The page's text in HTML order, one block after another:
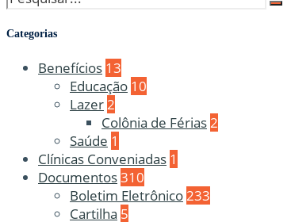
Categorias
Benefícios 13
Educação 10
Lazer2
Colônia de Férias2
Saúde 1
Clínicas Conveniadas 1
Documentos310
Boletim Eletrônico233
Cartilha 5